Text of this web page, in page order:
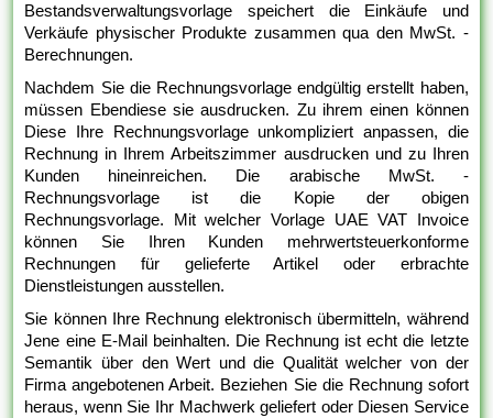
Bestandsverwaltungsvorlage speichert die Einkäufe und
Verkäufe physischer Produkte zusammen qua den MwSt. -
Berechnungen.
Nachdem Sie die Rechnungsvorlage endgültig erstellt haben,
müssen Ebendiese sie ausdrucken. Zu ihrem einen können
Diese Ihre Rechnungsvorlage unkompliziert anpassen, die
Rechnung in Ihrem Arbeitszimmer ausdrucken und zu Ihren
Kunden hineinreichen. Die arabische MwSt. -
Rechnungsvorlage ist die Kopie der obigen
Rechnungsvorlage. Mit welcher Vorlage UAE VAT Invoice
können Sie Ihren Kunden mehrwertsteuerkonforme
Rechnungen für gelieferte Artikel oder erbrachte
Dienstleistungen ausstellen.
Sie können Ihre Rechnung elektronisch übermitteln, während
Jene eine E-Mail beinhalten. Die Rechnung ist echt die letzte
Semantik über den Wert und die Qualität welcher von der
Firma angebotenen Arbeit. Beziehen Sie die Rechnung sofort
heraus, wenn Sie Ihr Machwerk geliefert oder Diesen Service